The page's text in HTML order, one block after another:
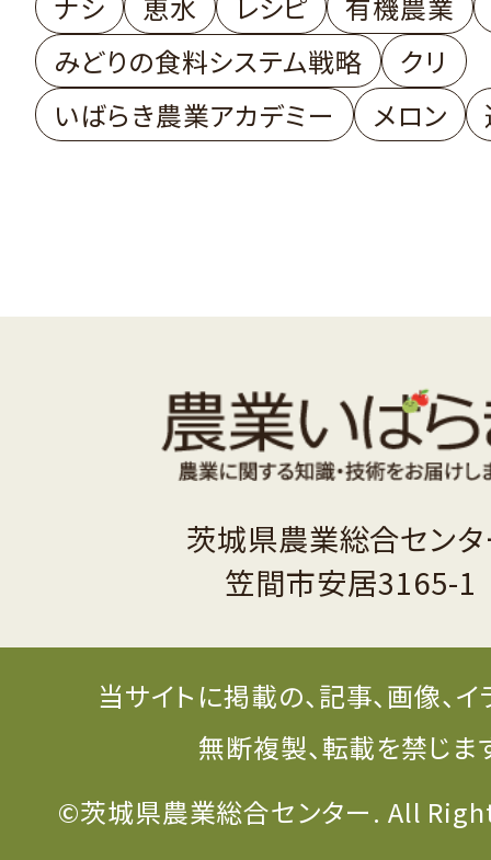
みどりの食料システム戦略
クリ
いばらき農業アカデミー
メロン
茨城県農業総合セン
笠間市安居3165-1
当サイトに掲載の、記事、画像、
無断複製、転載を禁じま
©茨城県農業総合センター. All